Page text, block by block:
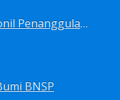
Sertifikasi Pembekalan Personil Penanggulangan Pencemaran Tingkat On-Scene Commander (IMO Level 2) BNSP
BNSP